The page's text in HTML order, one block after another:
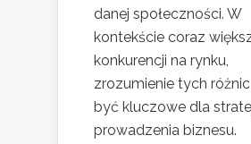
danej społeczności. W
kontekście coraz
konkurencji na rynku,
zrozumienie tych
być kluczowe dla
prowadzenia biznesu.